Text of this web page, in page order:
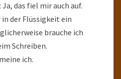
das fiel mir auch auf.
der Flüssigkeit ein
brauche ich
Schreiben.
ich.